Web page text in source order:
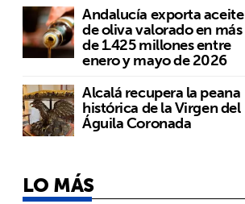
Andalucía exporta aceite
de oliva valorado en más
de 1.425 millones entre
enero y mayo de 2026
Alcalá recupera la peana
histórica de la Virgen del
Águila Coronada
LO MÁS